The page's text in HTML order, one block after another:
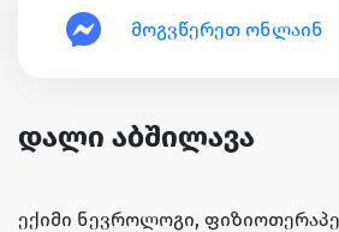
მოგვწერეთ ონლაინ
დალი აბშილავა
ექიმი ნევროლოგი,